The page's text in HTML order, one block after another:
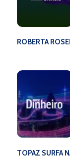
ROBERTA
TOPAZ SURFA